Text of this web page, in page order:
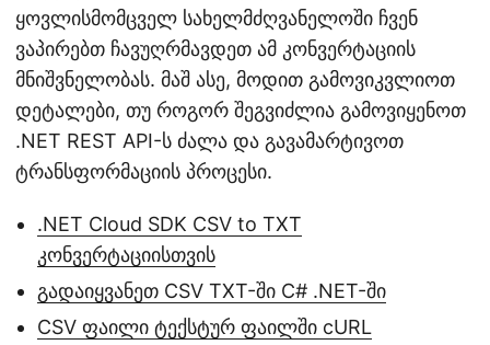
ყოვლისმომცველ სახელმძღვანელოში ჩვენ
ვაპირებთ ჩავუღრმავდეთ ამ კონვერტაციის
მნიშვნელობას. მაშ ასე, მოდით გამოვიკვლიოთ
დეტალები, თუ როგორ შეგვიძლია გამოვიყენოთ
.NET REST API-ს ძალა და გავამარტივოთ
ტრანსფორმაციის პროცესი.
.NET Cloud SDK CSV to TXT
კონვერტაციისთვის
გადაიყვანეთ CSV TXT-ში C# .NET-ში
CSV ფაილი ტექსტურ ფაილში cURL